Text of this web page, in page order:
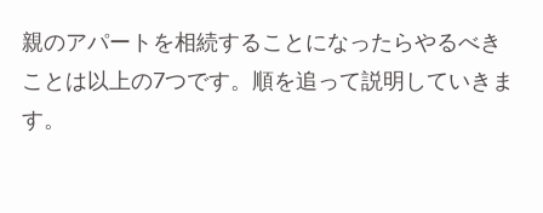
親のアパートを相続することになったらやるべき
ことは以上の7つです。順を追って説明していきま
す。